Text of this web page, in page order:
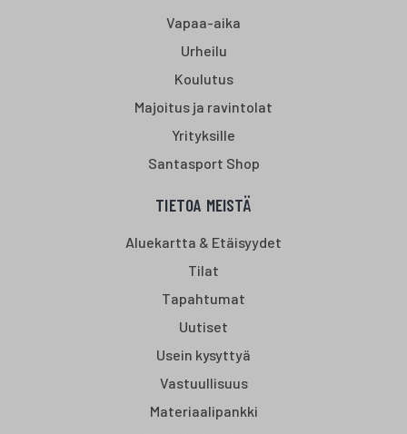
Vapaa-aika
Urheilu
Koulutus
Majoitus ja ravintolat
Yrityksille
Santasport Shop
TIETOA MEISTÄ
Aluekartta & Etäisyydet
Tilat
Tapahtumat
Uutiset
Usein kysyttyä
Vastuullisuus
Materiaalipankki